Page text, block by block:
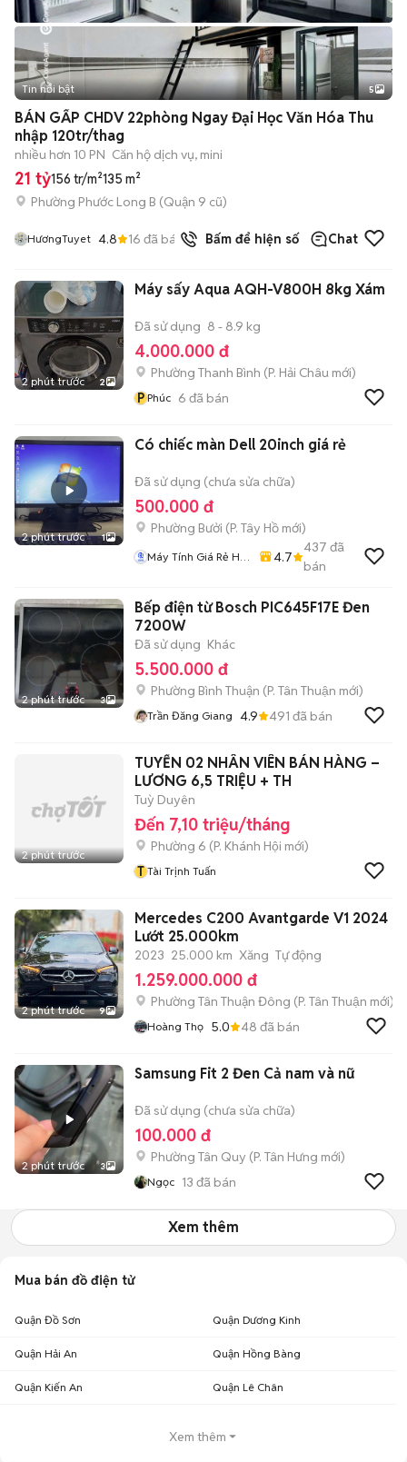
Tin nổi bật 5
BÁN GẤP CHDV 22phòng Ngay Đại Học Văn Hóa Thu
nhập 120tr/thag
nhiều hơn 10 PN Căn hộ dịch vụ, mini
21 tỷ156 tr/m²135 m²
Phường Phước Long B (Quận 9 cũ)
HươngTuyet 4.8 16 đã bán Bấm để hiện số Chat
2 phút trước 2
Máy sấy Aqua AQH-V800H 8kg Xám
Đã sử dụng 8 - 8.9 kg
4.000.000 đ
Phường Thanh Bình (P. Hải Châu mới)
P Phúc 6 đã bán
2 phút trước 1
Có chiếc màn Dell 20inch giá rẻ
Đã sử dụng (chưa sửa chữa)
500.000 đ
Phường Bưởi (P. Tây Hồ mới)
Máy Tính Giá Rẻ Hà
4.7
437 đã
bán
2 phút trước 3
Bếp điện từ Bosch PIC645F17E Đen
7200W
Đã sử dụng Khác
5.500.000 đ
Phường Bình Thuận (P. Tân Thuận mới)
Trần Đăng Giang 4.9 491 đã bán
2 phút trước
TUYỂN 02 NHÂN VIÊN BÁN HÀNG –
LƯƠNG 6,5 TRIỆU + TH
Tuỳ Duyên
Đến 7,10 triệu/tháng
Phường 6 (P. Khánh Hội mới)
T Tài Trịnh Tuấn
2 phút trước 9
Mercedes C200 Avantgarde V1 2024
Lướt 25.000km
2023 25.000 km Xăng Tự động
1.259.000.000 đ
Phường Tân Thuận Đông (P. Tân Thuận mới)
Hoàng Thọ 5.0 48 đã bán
2 phút trước 3
Samsung Fit 2 Đen Cả nam và nữ
Đã sử dụng (chưa sửa chữa)
100.000 đ
Phường Tân Quy (P. Tân Hưng mới)
Ngọc 13 đã bán
Xem thêm
Mua bán đồ điện tử
Quận Đồ Sơn Quận Dương Kinh
Quận Hải An Quận Hồng Bàng
Quận Kiến An Quận Lê Chân
Xem thêm